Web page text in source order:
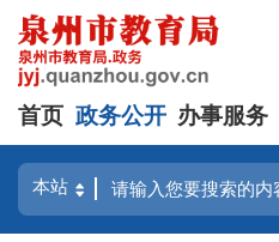
首页 政务公开 办事服务